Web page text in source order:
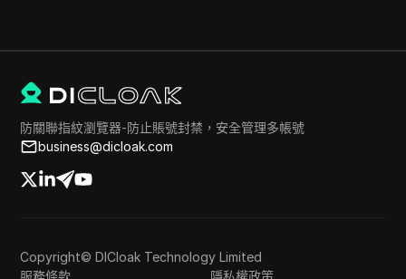
防關聯指紋瀏覽器-防止賬號封禁，安全管理多帳號
business@dicloak.com
Copyright© DICloak Technology Limited
服務條款
隱私權政策